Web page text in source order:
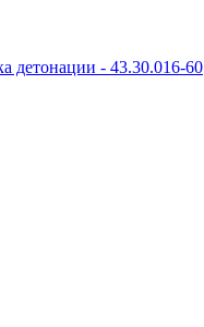
детонации - 43.30.016-60